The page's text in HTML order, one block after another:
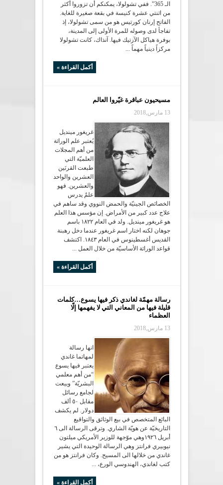
الـ 365”. ففي تشولولا، يمكنكم أن تزوروا أكثر
من اثنتي عشرة كنيسة في بقعة صغيرة للغاية.
الفاتح إرنان كورتيس هو من سمى تشولولا، إذ
تفاجأ لدى وصوله للمرة الأولى إلى المدينة،
بوفرة هياكل الآزتيك فيها. آنذاك، كانت تشولولا
مركزاً دينياً مهماً ...
أكمل القراءة »
مسيحيون عباقرة غيّروا العالم
13 مارس,2018
غريغور مينديل
يُعتبر علم الوراثة
من أهم المجلات
العلميّة التي
طبعت القرنَين
العشرين والواحد
والعشرين. فهو
علمٌ يدرس
الخصائص الجينيّة والحمض النووي وقد ساهم في
علاج عدد كبير من الأمراض. إن مؤسس هذا العلم
هو غريغور مينديل. ولد في العام ١٨٢٢ باسم
جوهان لكنه اختار اسم غريغور عندما دخل رهبنة
القديس أغسطينوس في العام ١٨٤٣. اكتشف
قواعد الوراثة الأساسيّة من خلال العمل ...
أكمل القراءة »
رسالة مهمّة لغاندي ذكر فيها يسوع…كلمات
قليلة فيها من المعاني التي لا يفهمها إلّا
العظماء
13 مارس,2018
انها رسالة
لمهاتما غاندي
يعتبر فيها يسوع
“من أهم معلمي
البشريّة” وبيعت
لجامع رسائل
مقابل ٥٠ ألف
دولار. لم يكشف
البائع المتخصص في بيع الوثائق والتواقيع
التاريخيّة عن هويّة الشاري. وترقى الرسالة الى ٦
أبريل ١٩٢٦وهي موّجهة للوزير الأمريكي ميلتون
نيوبيري فرانتز وهي الرسالة الوحيدة التي يشير
غاندي من خلالها الى المسيح. وكان فرانتز هو من
كتب لغاندي، الهندوسي الورع، ...
أكمل القراءة »